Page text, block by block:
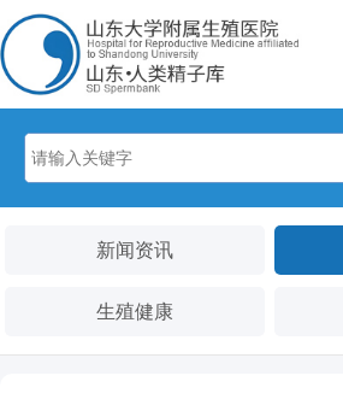
新闻资讯
生殖健康